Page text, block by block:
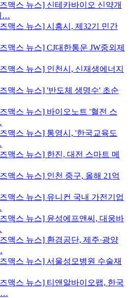
맥스 뉴스] 신테카바이오 신약개
…
맥스 뉴스] 시흥시, 제32기 민간
맥스 뉴스] CJ대한통운 JW중외제
맥스 뉴스] 인천시, 신재생에너지
맥스 뉴스] '반도체 생명수' 초순
맥스 뉴스] 바이오노트 '혈전 스
맥스 뉴스] 통영시, '한국교육도
맥스 뉴스] 한진, 대전 스마트 메
맥스 뉴스] 인천 중구, 올해 21억
맥스 뉴스] 유니컨 국내 가전기업
맥스 뉴스] 윤성에프앤씨, 대웅바
맥스 뉴스] 환경공단, 제주·광양
맥스 뉴스] 서울성모병원 수술재
맥스 뉴스] 티앤알바이오팹, 한국
…